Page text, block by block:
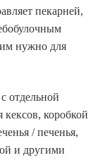
пекарней,
нужно для
отдельной
коробкой
/ печенья,
и другими